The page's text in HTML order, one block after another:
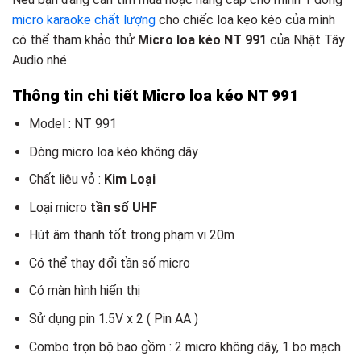
micro karaoke chất lượng cho chiếc loa kẹo kéo của mình
có thể tham khảo thử Micro loa kéo NT 991 của Nhật Tây
Audio nhé.
Thông tin chi tiết Micro loa kéo NT 991
Model : NT 991
Dòng micro loa kéo không dây
Chất liệu vỏ : Kim Loại
Loại micro tần số UHF
Hút âm thanh tốt trong phạm vi 20m
Có thể thay đổi tần số micro
Có màn hình hiển thị
Sử dụng pin 1.5V x 2 ( Pin AA )
Combo trọn bộ bao gồm : 2 micro không dây, 1 bo mạch